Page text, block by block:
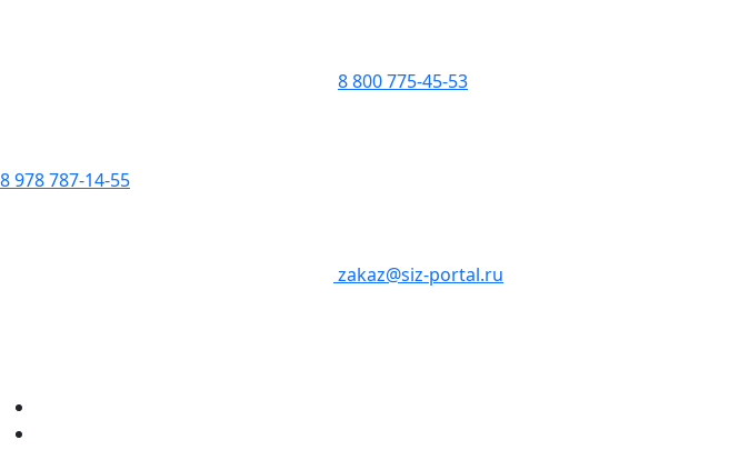
8 800 775-45-53
8 978 787-14-55
zakaz@siz-portal.ru